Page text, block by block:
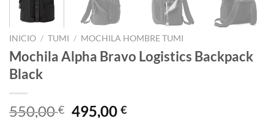
INICIO / TUMI / MOCHILA HOMBRE TUMI
Mochila Alpha Bravo Logistics Backpack
Black
550,00€ El
495,00€El